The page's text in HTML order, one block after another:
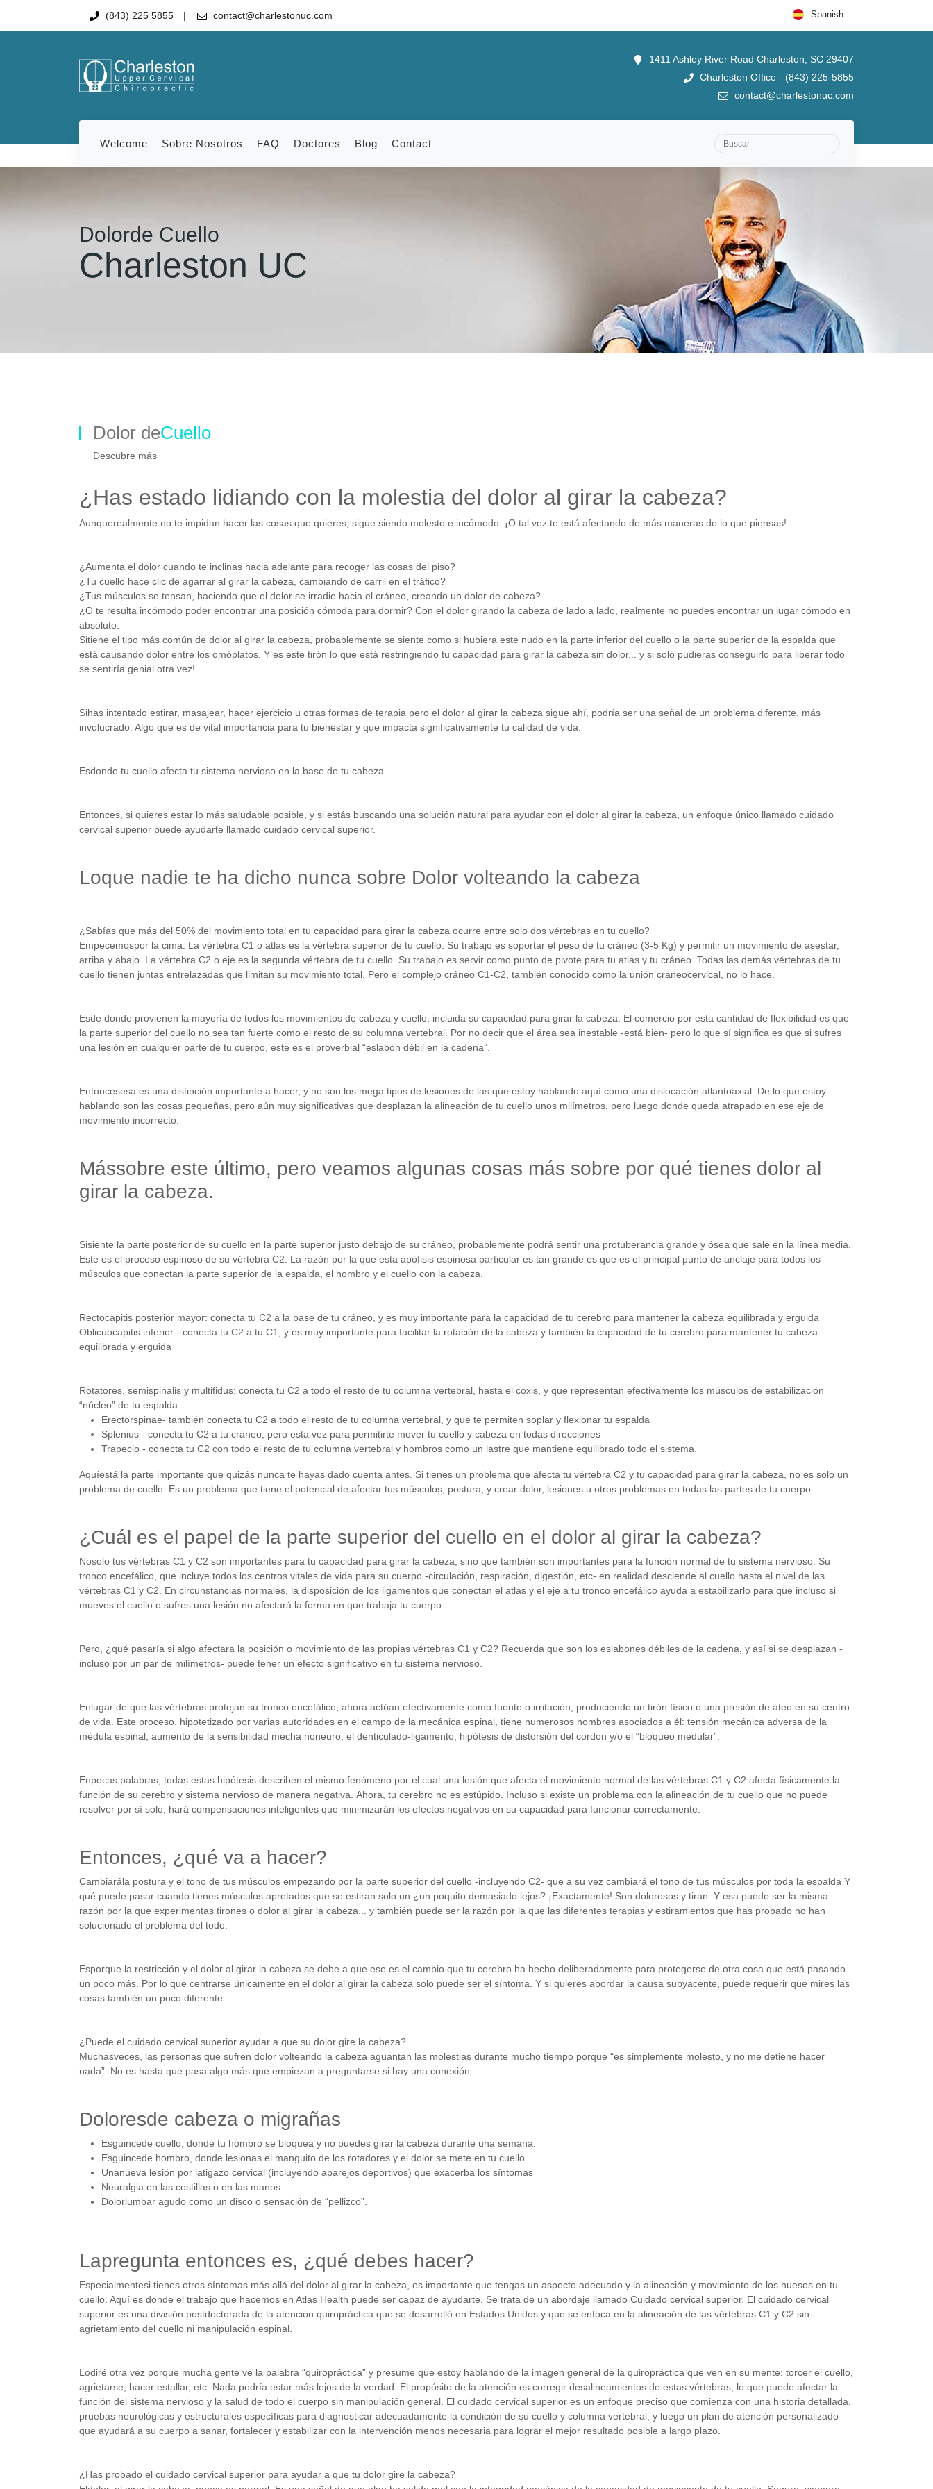
(843) 225 5855 contact@charlestonuc.com Spanish
1411 Ashley River Road Charleston, SC 29407
Charleston Office - (843) 225-5855
contact@charlestonuc.com
Welcome Sobre Nosotros FAQ Doctores Blog Contact
Dolorde Cuello
Charleston UC
Dolor deCuello
Descubre más
¿Has estado lidiando con la molestia del dolor al girar la cabeza?
Aunquerealmente no te impidan hacer las cosas que quieres, sigue siendo molesto e incómodo. ¡O tal vez te está afectando de más maneras de lo que piensas!
¿Aumenta el dolor cuando te inclinas hacia adelante para recoger las cosas del piso?
¿Tu cuello hace clic de agarrar al girar la cabeza, cambiando de carril en el tráfico?
¿Tus músculos se tensan, haciendo que el dolor se irradie hacia el cráneo, creando un dolor de cabeza?
¿O te resulta incómodo poder encontrar una posición cómoda para dormir? Con el dolor girando la cabeza de lado a lado, realmente no puedes encontrar un lugar cómodo en
absoluto.
Sitiene el tipo más común de dolor al girar la cabeza, probablemente se siente como si hubiera este nudo en la parte inferior del cuello o la parte superior de la espalda que
está causando dolor entre los omóplatos. Y es este tirón lo que está restringiendo tu capacidad para girar la cabeza sin dolor... y si solo pudieras conseguirlo para liberar todo
se sentiría genial otra vez!
Sihas intentado estirar, masajear, hacer ejercicio u otras formas de terapia pero el dolor al girar la cabeza sigue ahí, podría ser una señal de un problema diferente, más
involucrado. Algo que es de vital importancia para tu bienestar y que impacta significativamente tu calidad de vida.
Esdonde tu cuello afecta tu sistema nervioso en la base de tu cabeza.
Entonces, si quieres estar lo más saludable posible, y si estás buscando una solución natural para ayudar con el dolor al girar la cabeza, un enfoque único llamado cuidado
cervical superior puede ayudarte llamado cuidado cervical superior.
Loque nadie te ha dicho nunca sobre Dolor volteando la cabeza
¿Sabías que más del 50% del movimiento total en tu capacidad para girar la cabeza ocurre entre solo dos vértebras en tu cuello?
Empecemospor la cima. La vértebra C1 o atlas es la vértebra superior de tu cuello. Su trabajo es soportar el peso de tu cráneo (3-5 Kg) y permitir un movimiento de asestar,
arriba y abajo. La vértebra C2 o eje es la segunda vértebra de tu cuello. Su trabajo es servir como punto de pivote para tu atlas y tu cráneo. Todas las demás vértebras de tu
cuello tienen juntas entrelazadas que limitan su movimiento total. Pero el complejo cráneo C1-C2, también conocido como la unión craneocervical, no lo hace.
Esde donde provienen la mayoría de todos los movimientos de cabeza y cuello, incluida su capacidad para girar la cabeza. El comercio por esta cantidad de flexibilidad es que
la parte superior del cuello no sea tan fuerte como el resto de su columna vertebral. Por no decir que el área sea inestable -está bien- pero lo que sí significa es que si sufres
una lesión en cualquier parte de tu cuerpo, este es el proverbial “eslabón débil en la cadena”.
Entoncesesa es una distinción importante a hacer, y no son los mega tipos de lesiones de las que estoy hablando aquí como una dislocación atlantoaxial. De lo que estoy
hablando son las cosas pequeñas, pero aún muy significativas que desplazan la alineación de tu cuello unos milímetros, pero luego donde queda atrapado en ese eje de
movimiento incorrecto.
Mássobre este último, pero veamos algunas cosas más sobre por qué tienes dolor al
girar la cabeza.
Sisiente la parte posterior de su cuello en la parte superior justo debajo de su cráneo, probablemente podrá sentir una protuberancia grande y ósea que sale en la línea media.
Este es el proceso espinoso de su vértebra C2. La razón por la que esta apófisis espinosa particular es tan grande es que es el principal punto de anclaje para todos los
músculos que conectan la parte superior de la espalda, el hombro y el cuello con la cabeza.
Rectocapitis posterior mayor: conecta tu C2 a la base de tu cráneo, y es muy importante para la capacidad de tu cerebro para mantener la cabeza equilibrada y erguida
Oblicuocapitis inferior - conecta tu C2 a tu C1, y es muy importante para facilitar la rotación de la cabeza y también la capacidad de tu cerebro para mantener tu cabeza
equilibrada y erguida
Rotatores, semispinalis y multifidus: conecta tu C2 a todo el resto de tu columna vertebral, hasta el coxis, y que representan efectivamente los músculos de estabilización
“núcleo” de tu espalda
Erectorspinae- también conecta tu C2 a todo el resto de tu columna vertebral, y que te permiten soplar y flexionar tu espalda
Splenius - conecta tu C2 a tu cráneo, pero esta vez para permitirte mover tu cuello y cabeza en todas direcciones
Trapecio - conecta tu C2 con todo el resto de tu columna vertebral y hombros como un lastre que mantiene equilibrado todo el sistema.
Aquíestá la parte importante que quizás nunca te hayas dado cuenta antes. Si tienes un problema que afecta tu vértebra C2 y tu capacidad para girar la cabeza, no es solo un
problema de cuello. Es un problema que tiene el potencial de afectar tus músculos, postura, y crear dolor, lesiones u otros problemas en todas las partes de tu cuerpo.
¿Cuál es el papel de la parte superior del cuello en el dolor al girar la cabeza?
Nosolo tus vértebras C1 y C2 son importantes para tu capacidad para girar la cabeza, sino que también son importantes para la función normal de tu sistema nervioso. Su
tronco encefálico, que incluye todos los centros vitales de vida para su cuerpo -circulación, respiración, digestión, etc- en realidad desciende al cuello hasta el nivel de las
vértebras C1 y C2. En circunstancias normales, la disposición de los ligamentos que conectan el atlas y el eje a tu tronco encefálico ayuda a estabilizarlo para que incluso si
mueves el cuello o sufres una lesión no afectará la forma en que trabaja tu cuerpo.
Pero, ¿qué pasaría si algo afectara la posición o movimiento de las propias vértebras C1 y C2? Recuerda que son los eslabones débiles de la cadena, y así si se desplazan -
incluso por un par de milímetros- puede tener un efecto significativo en tu sistema nervioso.
Enlugar de que las vértebras protejan su tronco encefálico, ahora actúan efectivamente como fuente o irritación, produciendo un tirón físico o una presión de ateo en su centro
de vida. Este proceso, hipotetizado por varias autoridades en el campo de la mecánica espinal, tiene numerosos nombres asociados a él: tensión mecánica adversa de la
médula espinal, aumento de la sensibilidad mecha noneuro, el denticulado-ligamento, hipótesis de distorsión del cordón y/o el “bloqueo medular”.
Enpocas palabras, todas estas hipótesis describen el mismo fenómeno por el cual una lesión que afecta el movimiento normal de las vértebras C1 y C2 afecta físicamente la
función de su cerebro y sistema nervioso de manera negativa. Ahora, tu cerebro no es estúpido. Incluso si existe un problema con la alineación de tu cuello que no puede
resolver por sí solo, hará compensaciones inteligentes que minimizarán los efectos negativos en su capacidad para funcionar correctamente.
Entonces, ¿qué va a hacer?
Cambiarála postura y el tono de tus músculos empezando por la parte superior del cuello -incluyendo C2- que a su vez cambiará el tono de tus músculos por toda la espalda Y
qué puede pasar cuando tienes músculos apretados que se estiran solo un ¿un poquito demasiado lejos? ¡Exactamente! Son dolorosos y tiran. Y esa puede ser la misma
razón por la que experimentas tirones o dolor al girar la cabeza... y también puede ser la razón por la que las diferentes terapias y estiramientos que has probado no han
solucionado el problema del todo.
Esporque la restricción y el dolor al girar la cabeza se debe a que ese es el cambio que tu cerebro ha hecho deliberadamente para protegerse de otra cosa que está pasando
un poco más. Por lo que centrarse únicamente en el dolor al girar la cabeza solo puede ser el síntoma. Y si quieres abordar la causa subyacente, puede requerir que mires las
cosas también un poco diferente.
¿Puede el cuidado cervical superior ayudar a que su dolor gire la cabeza?
Muchasveces, las personas que sufren dolor volteando la cabeza aguantan las molestias durante mucho tiempo porque “es simplemente molesto, y no me detiene hacer
nada”. No es hasta que pasa algo más que empiezan a preguntarse si hay una conexión.
Doloresde cabeza o migrañas
Esguincede cuello, donde tu hombro se bloquea y no puedes girar la cabeza durante una semana.
Esguincede hombro, donde lesionas el manguito de los rotadores y el dolor se mete en tu cuello.
Unanueva lesión por latigazo cervical (incluyendo aparejos deportivos) que exacerba los síntomas
Neuralgia en las costillas o en las manos.
Dolorlumbar agudo como un disco o sensación de “pellizco”.
Lapregunta entonces es, ¿qué debes hacer?
Especialmentesi tienes otros síntomas más allá del dolor al girar la cabeza, es importante que tengas un aspecto adecuado y la alineación y movimiento de los huesos en tu
cuello. Aquí es donde el trabajo que hacemos en Atlas Health puede ser capaz de ayudarte. Se trata de un abordaje llamado Cuidado cervical superior. El cuidado cervical
superior es una división postdoctorada de la atención quiropráctica que se desarrolló en Estados Unidos y que se enfoca en la alineación de las vértebras C1 y C2 sin
agrietamiento del cuello ni manipulación espinal.
Lodiré otra vez porque mucha gente ve la palabra “quiropráctica” y presume que estoy hablando de la imagen general de la quiropráctica que ven en su mente: torcer el cuello,
agrietarse, hacer estallar, etc. Nada podría estar más lejos de la verdad. El propósito de la atención es corregir desalineamientos de estas vértebras, lo que puede afectar la
función del sistema nervioso y la salud de todo el cuerpo sin manipulación general. El cuidado cervical superior es un enfoque preciso que comienza con una historia detallada,
pruebas neurológicas y estructurales específicas para diagnosticar adecuadamente la condición de su cuello y columna vertebral, y luego un plan de atención personalizado
que ayudará a su cuerpo a sanar, fortalecer y estabilizar con la intervención menos necesaria para lograr el mejor resultado posible a largo plazo.
¿Has probado el cuidado cervical superior para ayudar a que tu dolor gire la cabeza?